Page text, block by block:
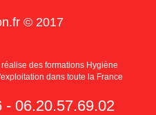
© 2017
des formations Hygiène
dans toute la France
- 06.20.57.69.02